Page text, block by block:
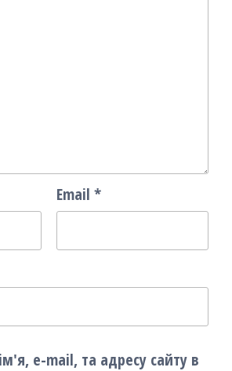
Email *
e-mail, та адресу сайту в